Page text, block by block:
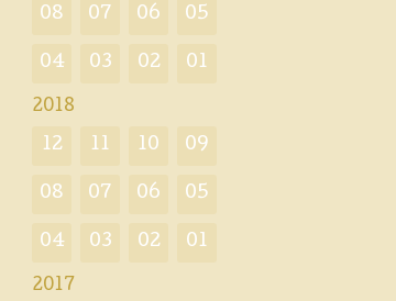
08 07 06 05
04 03 02 01
2018
12 11 10 09
08 07 06 05
04 03 02 01
2017